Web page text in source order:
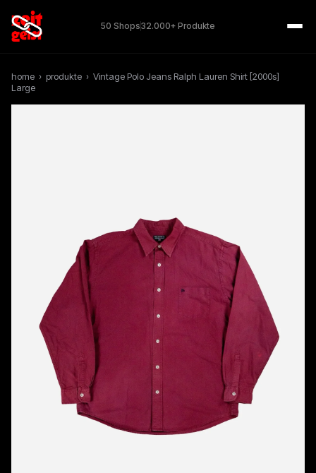
50 Shops32.000+ Produkte
home › produkte › Vintage Polo Jeans Ralph Lauren Shirt [2000s]
Large